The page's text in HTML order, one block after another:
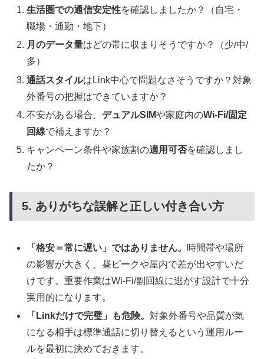
生活圏での通信安定性を確認しましたか？（自宅・
職場・通勤・地下）
月のデータ量はどの帯に収まりそうですか？（少/中/
多）
通話スタイルはLink中心で問題なさそうですか？対象
外番号の把握はできていますか？
不安がある場合、 デュアルSIMや家庭内のWi-Fi/固定
回線で補えますか？
キャンペーン条件や家族割の適用可否を確認しまし
たか？
5. ありがちな誤解と正しい付き合い方
「格安＝常に遅い」ではありません。 時間帯や場所
の影響が大きく、昼ピークや屋内で差が出やすいだ
けです。重要作業はWi-Fi/副回線に逃がす設計で十分
実用的になります。
「Linkだけで完璧」も危険。 対象外番号や品質が気
になる相手は標準通話に切り替えるという運用ルー
ルを最初に決めておきます。